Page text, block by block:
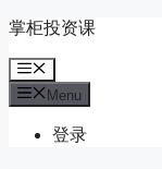
Skip
content
掌柜投资课
Menu
Menu
登录